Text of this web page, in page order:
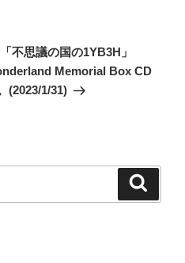
不思議の国の1YB3H」
Memorial Box CD
(2023/1/31)